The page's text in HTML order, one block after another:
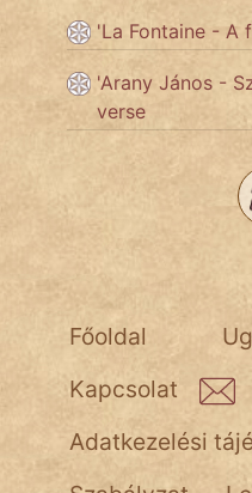
NapHold
Név nélkül
pszichopati
szegény legény
szemfüles
'La Fontaine - A
'Arany János -
verse
Főoldal
Kapcsolat
Adatkezelési